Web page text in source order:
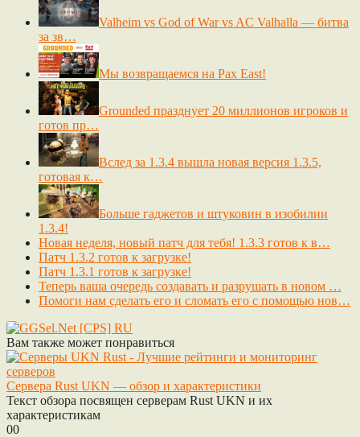
Valheim vs God of War vs AC Valhalla — битва
за зв…
Мы возвращаемся на Pax East!
Grounded празднует 20 миллионов игроков и
готов пр…
Вслед за 1.3.4 вышла новая версия 1.3.5,
готовая к…
Больше гаджетов и штуковин в изобилии
1.3.4!
Новая неделя, новый патч для тебя! 1.3.3 готов к в…
Патч 1.3.2 готов к загрузке!
Патч 1.3.1 готов к загрузке!
Теперь ваша очередь создавать и разрушать в новом …
Помоги нам сделать его и сломать его с помощью нов…
Вам также может понравиться
Сервера Rust UKN — обзор и характеристики
Текст обзора посвящен серверам Rust UKN и их
характеристикам
00